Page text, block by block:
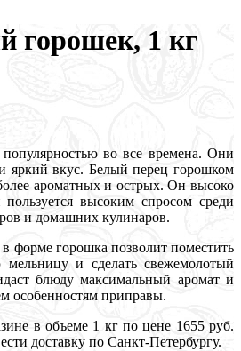
горошек, 1 кг
во все времена. Они
яркий вкус. Белый перец горошком
ароматных и острых. Он высоко
высоким спросом среди
и домашних кулинаров.
форме горошка позволит поместить
и сделать свежемолотый
блюду максимальный аромат и
особенностям приправы.
в объеме 1 кг по цене 1655 руб.
доставку по Санкт-Петербургу.